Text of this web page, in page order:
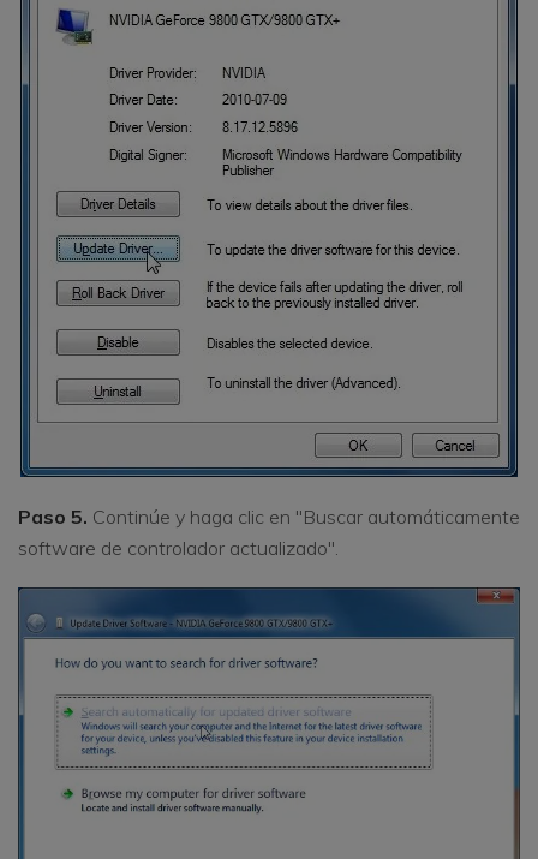
Paso 5. Continúe y haga clic en "Buscar automáticamente
software de controlador actualizado".